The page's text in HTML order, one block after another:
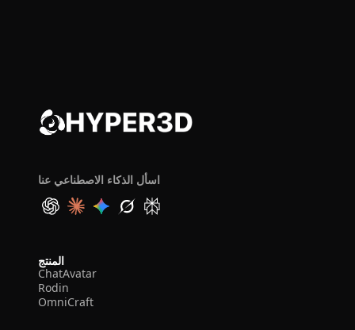
اسأل الذكاء الاصطناعي عنا
المنتج
ChatAvatar
Rodin
OmniCraft